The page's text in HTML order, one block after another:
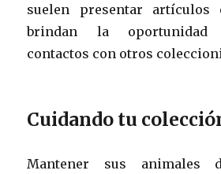
suelen presentar artículos
brindan la oportunidad
contactos con otros
Cuidando tu
Mantener sus animales